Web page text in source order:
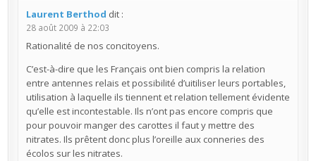
Laurent Berthod dit :
28 août 2009 à 22:03
Rationalité de nos concitoyens.
C’est-à-dire que les Français ont bien compris la relation
entre antennes relais et possibilité d’uitiliser leurs portables,
utilisation à laquelle ils tiennent et relation tellement évidente
qu’elle est incontestable. Ils n’ont pas encore compris que
pour pouvoir manger des carottes il faut y mettre des
nitrates. Ils prêtent donc plus l’oreille aux conneries des
écolos sur les nitrates.